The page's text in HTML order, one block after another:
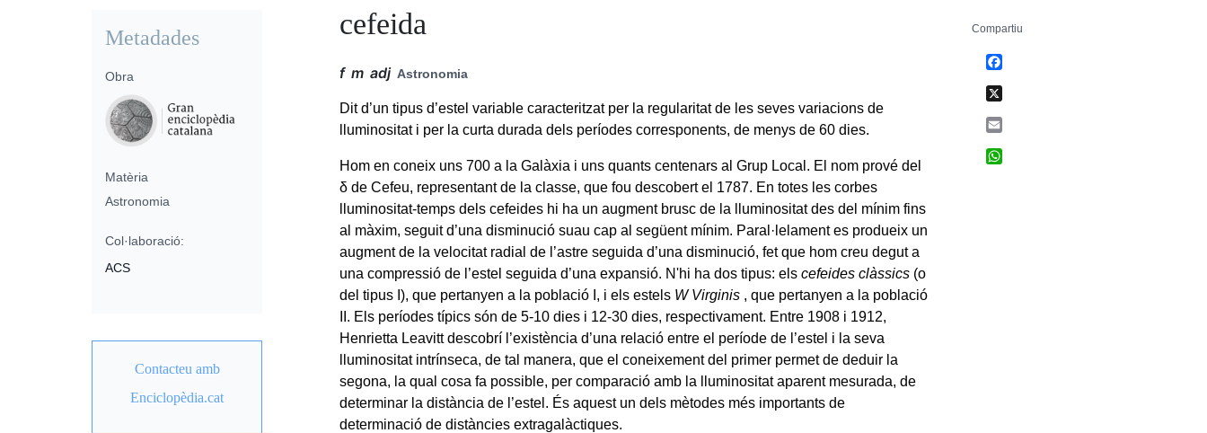
cefeida
f m adj Astronomia
Dit d’un tipus d’estel variable caracteritzat per la regularitat de les seves variacions de
lluminositat i per la curta durada dels períodes corresponents, de menys de 60 dies.
Hom en coneix uns 700 a la Galàxia i uns quants centenars al Grup Local. El nom prové del
δ de Cefeu, representant de la classe, que fou descobert el 1787. En totes les corbes
lluminositat-temps dels cefeides hi ha un augment brusc de la lluminositat des del mínim fins
al màxim, seguit d’una disminució suau cap al següent mínim. Paral·lelament es produeix un
augment de la velocitat radial de l’astre seguida d’una disminució, fet que hom creu degut a
una compressió de l’estel seguida d’una expansió. N'hi ha dos tipus: elscefeides clàssics (o
del tipus I), que pertanyen a la població I, i els estels W Virginis , que pertanyen a la població
II. Els períodes típics són de 5-10 dies i 12-30 dies, respectivament. Entre 1908 i 1912,
Henrietta Leavitt descobrí l’existència d’una relació entre el període de l’estel i la seva
lluminositat intrínseca, de tal manera, que el coneixement del primer permet de deduir la
segona, la qual cosa fa possible, per comparació amb la lluminositat aparent mesurada, de
determinar la distància de l’estel. És aquest un dels mètodes més importants de
determinació de distàncies extragalàctiques.
Metadades
Obra
Matèria
Astronomia
Col·laboració:
ACS
Contacteu amb
Enciclopèdia.cat
Compartiu